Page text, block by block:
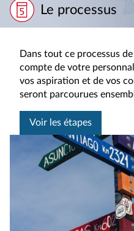
Le processus
Dans tout ce processus
compte de votre
vos aspiration et de vos
seront parcourues
Voir les étapes